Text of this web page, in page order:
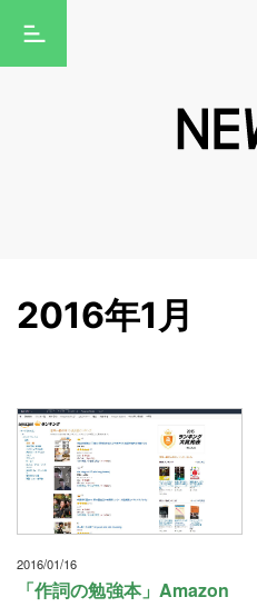
2016年1月
2016/01/16
「作詞の勉強本」Amazon